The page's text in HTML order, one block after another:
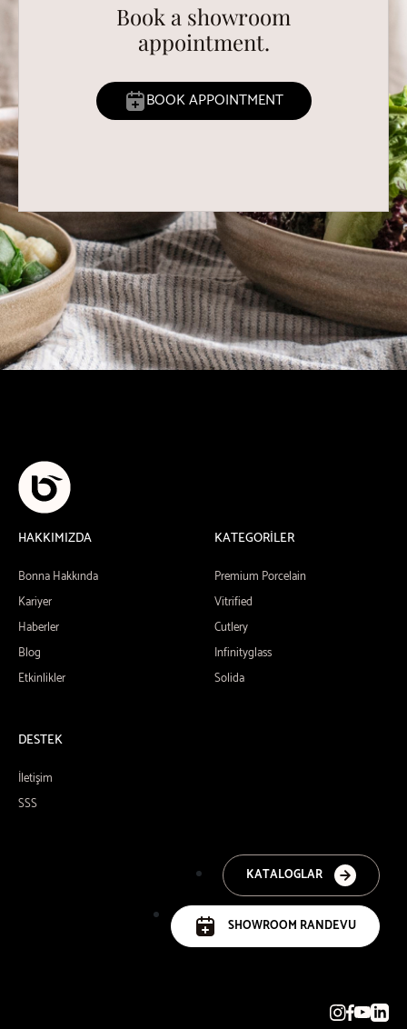
Book a showroom
appointment.
BOOK APPOINTMENT
HAKKIMIZDA
Bonna Hakkında
Kariyer
Haberler
Blog
Etkinlikler
KATEGORİLER
Premium Porcelain
Vitrified
Cutlery
Infinityglass
Solida
DESTEK
İletişim
SSS
KATALOGLAR
SHOWROOM RANDEVU